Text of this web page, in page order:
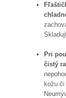
Pri
čistý
kožu